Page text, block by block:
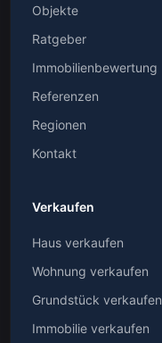
Objekte
Ratgeber
Immobilienbewertung
Referenzen
Regionen
Kontakt
Verkaufen
Haus verkaufen
Wohnung verkaufen
Grundstück verkaufen
Immobilie verkaufen